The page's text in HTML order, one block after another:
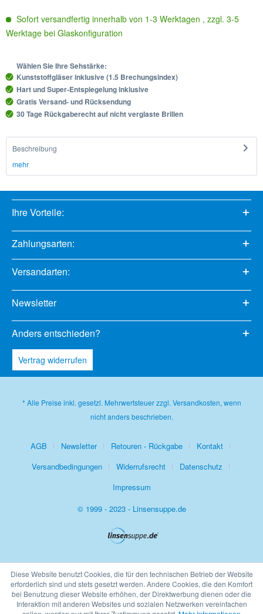
Sofort versandfertig innerhalb von 1-3 Werktagen , zzgl. 3-5
Werktage bei Glaskonfiguration
Wählen Sie Ihre Sehstärke:
Kunststoffgläser inklusive (1.5 Brechungsindex)
Hart und Super-Entspiegelung inklusive
Gratis Versand- und Rücksendung
30 Tage Rückgaberecht auf nicht verglaste Brillen
Beschreibung
mehr
Ihre Vorteile:
Zahlungsarten:
Versandarten:
Newsletter
Anders entschieden?
Vertrag widerrufen
* Alle Preise inkl. gesetzl. Mehrwertsteuer zzgl. Versandkosten, wenn
nicht anders beschrieben.
AGB Newsletter Retouren - Rückgabe
Kontakt
Versandbedingungen
Widerrufsrecht
Datenschutz
Impressum
© 1999 - 2023 - Linsensuppe.de
Diese Website benutzt Cookies, die für den technischen Betrieb der Website
erforderlich sind und stets gesetzt werden. Andere Cookies, die den Komfort
bei Benutzung dieser Website erhöhen, der Direktwerbung dienen oder die
Interaktion mit anderen Websites und sozialen Netzwerken vereinfachen